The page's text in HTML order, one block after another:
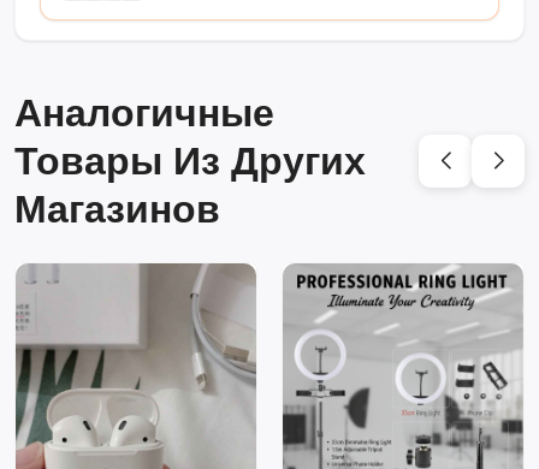
Аналогичные
Товары Из Других
Магазинов